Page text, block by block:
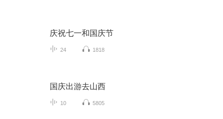
庆祝七一和国庆节
24 1818
国庆出游去山西
10 5805